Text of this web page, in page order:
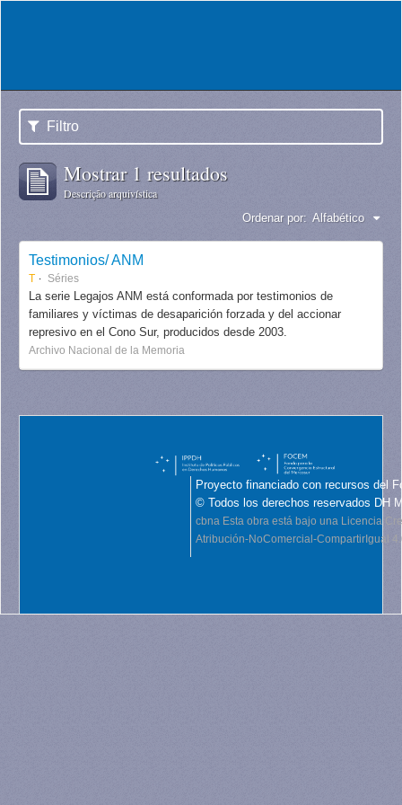
Filtro
Mostrar 1 resultados
Descrição arquivística
Ordenar por: Alfabético
Testimonios/ ANM
T Séries
La serie Legajos ANM está conformada por testimonios de
familiares y víctimas de desaparición forzada y del accionar
represivo en el Cono Sur, producidos desde 2003.
Archivo Nacional de la Memoria
Proyecto financiado con recursos del
© Todos los derechos reservados DH
cbna Esta obra está bajo una Licencia
Atribución-NoComercial-CompartirIgual